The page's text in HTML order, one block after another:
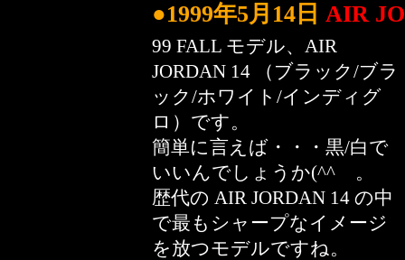
●1999年5月14日 AIR
99 FALL モデル、AIR
JORDAN 14 （ブラック/ブラ
ック/ホワイト/インディグ
ロ）です。
簡単に言えば・・・黒/白で
いいんでしょうか(^^ゞ。
歴代の AIR JORDAN 14 の中
で最もシャープなイメージ
を放つモデルですね。